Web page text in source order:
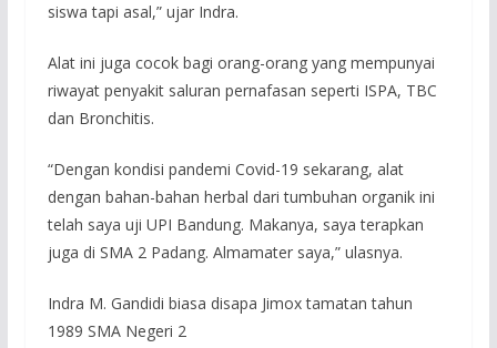
siswa tapi asal,” ujar Indra.
Alat ini juga cocok bagi orang-orang yang mempunyai
riwayat penyakit saluran pernafasan seperti ISPA, TBC
dan Bronchitis.
“Dengan kondisi pandemi Covid-19 sekarang, alat
dengan bahan-bahan herbal dari tumbuhan organik ini
telah saya uji UPI Bandung. Makanya, saya terapkan
juga di SMA 2 Padang. Almamater saya,” ulasnya.
Indra M. Gandidi biasa disapa Jimox tamatan tahun
1989 SMA Negeri 2